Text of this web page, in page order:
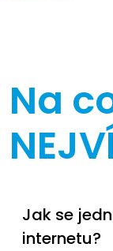
Na
Jak se
internetu?